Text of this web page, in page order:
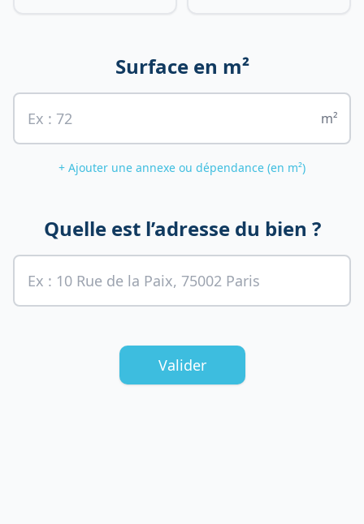
Surface en m²
m²
+ Ajouter une annexe ou dépendance (en m²)
Quelle est l’adresse du bien ?
Valider